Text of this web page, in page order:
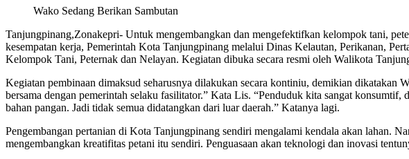
Wako Sedang Berikan Sambutan
Tanjungpinang,Zonakepri- Untuk mengembangkan dan mengefektifkan kelompok tani,
kesempatan kerja, Pemerintah Kota Tanjungpinang melalui Dinas Kelautan, Perikanan,
Kelompok Tani, Peternak dan Nelayan. Kegiatan dibuka secara resmi oleh Walikota
Kegiatan pembinaan dimaksud seharusnya dilakukan secara kontiniu, demikian dikatakan
bersama dengan pemerintah selaku fasilitator.” Kata Lis. “Penduduk kita sangat
bahan pangan. Jadi tidak semua didatangkan dari luar daerah.” Katanya lagi.
Pengembangan pertanian di Kota Tanjungpinang sendiri mengalami kendala akan lahan.
mengembangkan kreatifitas petani itu sendiri. Penguasaan akan teknologi dan inovasi